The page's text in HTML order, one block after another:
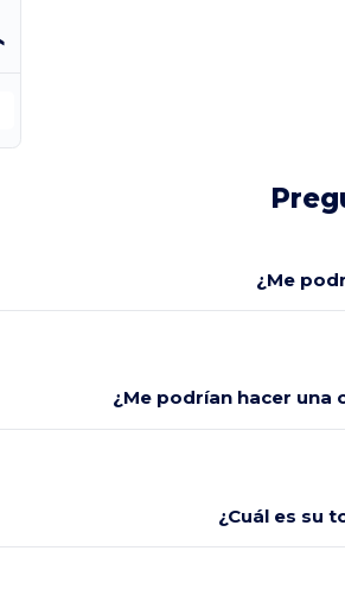
¿Me
¿Me podrían hacer una
¿Cuál es su